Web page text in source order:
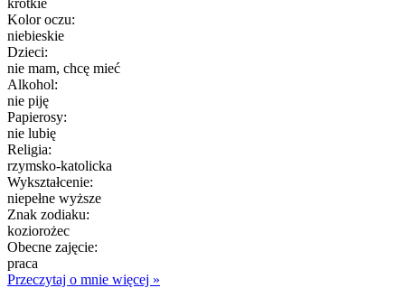
Kolor oczu:
niebieskie
Dzieci:
nie mam, chcę mieć
Alkohol:
nie piję
Papierosy:
nie lubię
Religia:
rzymsko-katolicka
Wykształcenie:
niepełne wyższe
Znak zodiaku:
koziorożec
Obecne zajęcie:
praca
Przeczytaj o mnie więcej »